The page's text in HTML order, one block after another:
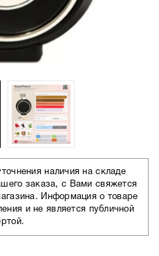
наличия на складе
заказа, с Вами свяжется
Информация о товаре
и не является публичной